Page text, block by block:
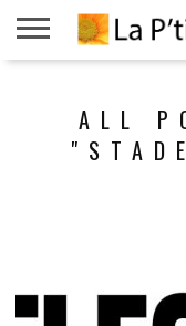
VIVRE
PROPOSALL